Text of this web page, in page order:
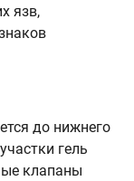
язв,
до нижнего
гель
клапаны